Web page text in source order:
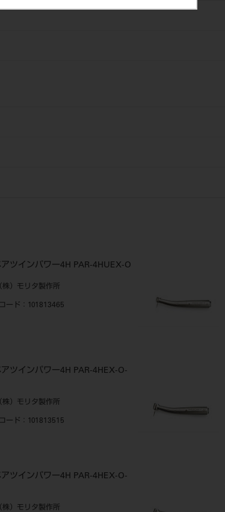
アツインパワー4H PAR-4HUEX-O
株）モリタ製作所
ード ：101813465
アツインパワー4H PAR-4HEX-O-
株）モリタ製作所
ード ：101813515
アツインパワー4H PAR-4HEX-O-
株）モリタ製作所